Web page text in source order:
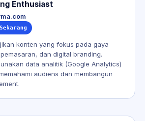
Enthusiast
konten yang fokus pada gaya
dan digital branding.
data analitik (Google Analytics)
audiens dan membangun